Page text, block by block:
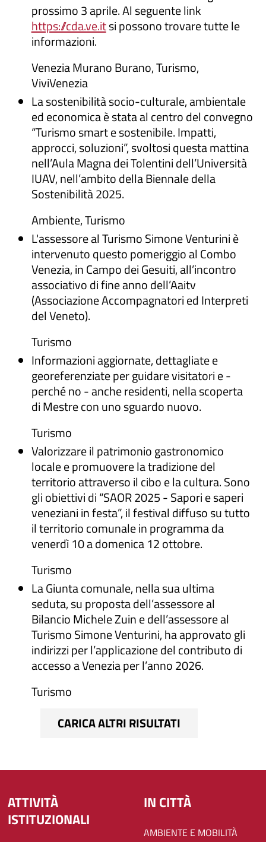
prossimo 3 aprile. Al seguente link
https://cda.ve.itsi possono trovare tutte le
informazioni.
Venezia Murano Burano, Turismo,
ViviVenezia
La sostenibilità socio-culturale, ambientale
ed economica è stata al centro del convegno
“Turismo smart e sostenibile. Impatti,
approcci, soluzioni”, svoltosi questa mattina
nell’Aula Magna dei Tolentini dell’Università
IUAV, nell’ambito della Biennale della
Sostenibilità 2025.
Ambiente, Turismo
L'assessore al Turismo Simone Venturini è
intervenuto questo pomeriggio al Combo
Venezia, in Campo dei Gesuiti, all’incontro
associativo di fine anno dell’Aaitv
(Associazione Accompagnatori ed Interpreti
del Veneto).
Turismo
Informazioni aggiornate, dettagliate e
georeferenziate per guidare visitatori e -
perché no - anche residenti, nella scoperta
di Mestre con uno sguardo nuovo.
Turismo
Valorizzare il patrimonio gastronomico
locale e promuovere la tradizione del
territorio attraverso il cibo e la cultura. Sono
gli obiettivi di “SAOR 2025 - Sapori e saperi
veneziani in festa”, il festival diffuso su tutto
il territorio comunale in programma da
venerdì 10 a domenica 12 ottobre.
Turismo
La Giunta comunale, nella sua ultima
seduta, su proposta dell’assessore al
Bilancio Michele Zuin e dell’assessore al
Turismo Simone Venturini, ha approvato gli
indirizzi per l’applicazione del contributo di
accesso a Venezia per l’anno 2026.
Turismo
CARICA ALTRI RISULTATI
ATTIVITÀ
ISTITUZIONALI
IN CITTÀ
AMBIENTE E MOBILITÀ